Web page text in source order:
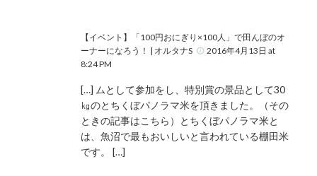
【イベント】「100円おにぎり×100人」で田んぼのオ
ーナーになろう！ | オルタナS
2016年4月13日 at
8:24 PM
[…] ムとして参加をし、特別賞の景品として30
㎏のとちくぼパノラマ米を頂きました。（その
ときの記事はこちら）とちくぼパノラマ米と
は、魚沼で最もおいしいと言われている棚田米
です。 […]